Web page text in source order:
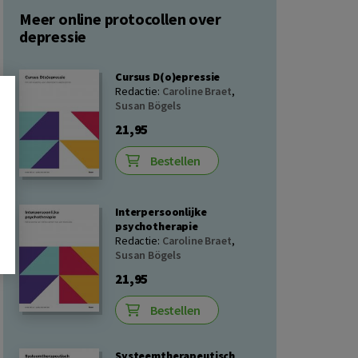
Meer online protocollen over
depressie
Cursus D(o)epressie
Redactie: Caroline Braet,
Susan Bögels
21,95
Bestellen
Interpersoonlijke
psychotherapie
Redactie: Caroline Braet,
Susan Bögels
21,95
Bestellen